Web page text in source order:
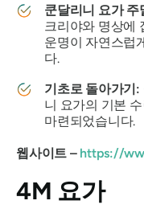
쿤달리니 요가 주
크리야와 명상에
운명이 자연스럽
다.
기초로 돌아가기
니 요가의 기본
마련되었습니다.
웹사이트 – https://
4M 요가